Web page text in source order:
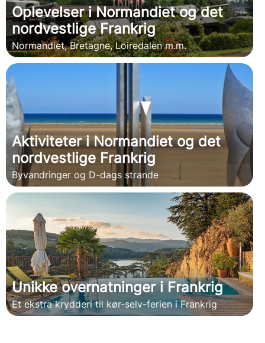
Oplevelser i Normandiet og det
nordvestlige Frankrig
Normandiet, Bretagne, Loiredalen m.m.
Aktiviteter i Normandiet og det
nordvestlige Frankrig
Byvandringer og D-dags strande
Unikke overnatninger i Frankrig
Et ekstra krydderi til kør-selv-ferien i Frankrig